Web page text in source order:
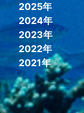
2025年
2024年
2023年
2022年
2021年